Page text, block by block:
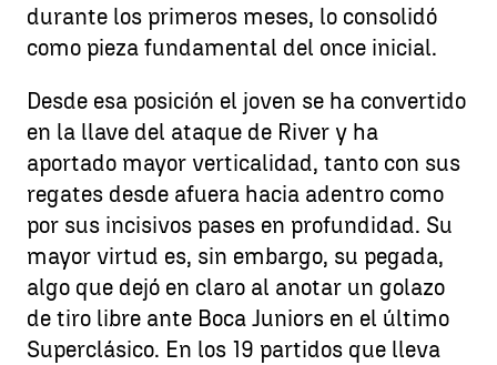
durante los primeros meses, lo consolidó
como pieza fundamental del once inicial.
Desde esa posición el joven se ha convertido
en la llave del ataque de River y ha
aportado mayor verticalidad, tanto con sus
regates desde afuera hacia adentro como
por sus incisivos pases en profundidad. Su
mayor virtud es, sin embargo, su pegada,
algo que dejó en claro al anotar un golazo
de tiro libre ante Boca Juniors en el último
Superclásico. En los 19 partidos que lleva